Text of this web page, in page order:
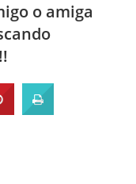
o amiga